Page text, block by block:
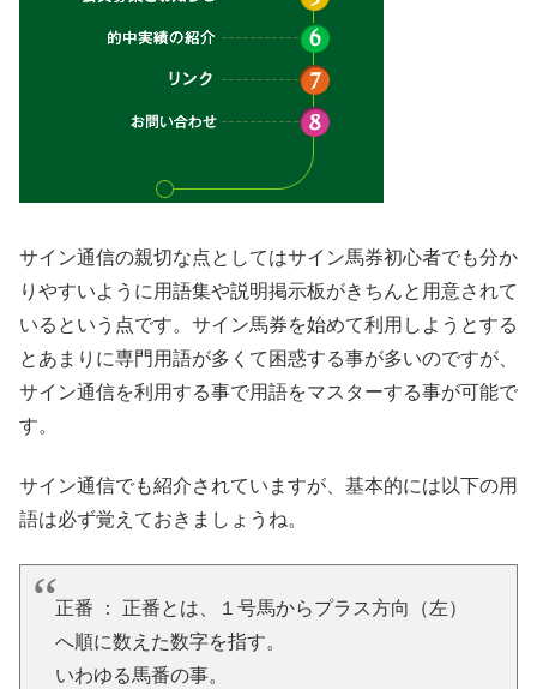
サイン通信の親切な点としてはサイン馬券初心者でも分か
りやすいように用語集や説明掲示板がきちんと用意されて
いるという点です。サイン馬券を始めて利用しようとする
とあまりに専門用語が多くて困惑する事が多いのですが、
サイン通信を利用する事で用語をマスターする事が可能で
す。
サイン通信でも紹介されていますが、基本的には以下の用
語は必ず覚えておきましょうね。
正番 ： 正番とは、１号馬からプラス方向（左）
へ順に数えた数字を指す。
いわゆる馬番の事。